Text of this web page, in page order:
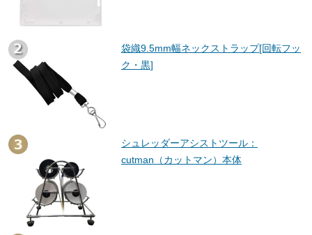
袋織9.5mm幅ネックストラップ[回転フッ
ク・黒]
シュレッダーアシストツール：
cutman（カットマン）本体